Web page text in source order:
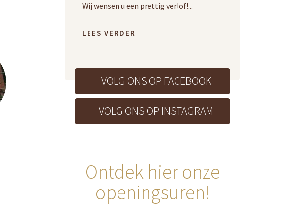
Wij wensen u een prettig verlof!...
LEES VERDER
VOLG ONS OP FACEBOOK
VOLG ONS OP INSTAGRAM
Ontdek hier onze
openingsuren!